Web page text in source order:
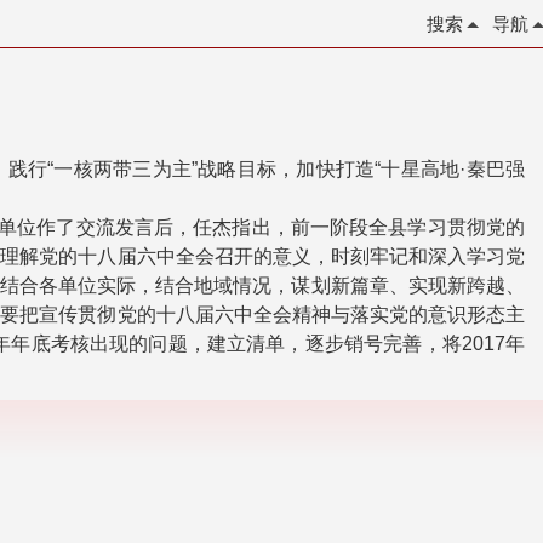
导航
搜索
“一核两带三为主”战略目标，加快打造“十星高地·秦巴强
位作了交流发言后，任杰指出，前一阶段全县学习贯彻党的
解党的十八届六中全会召开的意义，时刻牢记和深入学习党
合各单位实际，结合地域情况，谋划新篇章、实现新跨越、
把宣传贯彻党的十八届六中全会精神与落实党的意识形态主
底考核出现的问题，建立清单，逐步销号完善，将2017年